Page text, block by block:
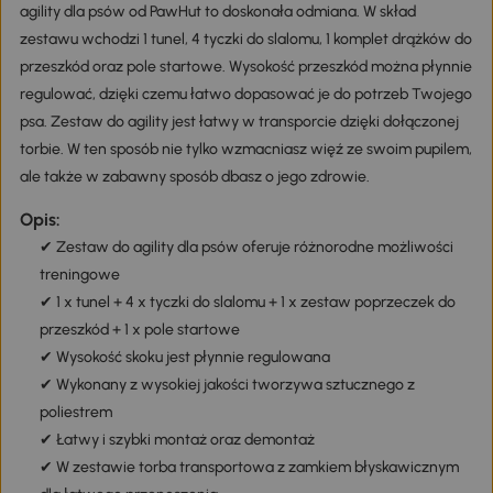
agility dla psów od PawHut to doskonała odmiana. W skład
zestawu wchodzi 1 tunel, 4 tyczki do slalomu, 1 komplet drążków do
przeszkód oraz pole startowe. Wysokość przeszkód można płynnie
regulować, dzięki czemu łatwo dopasować je do potrzeb Twojego
psa. Zestaw do agility jest łatwy w transporcie dzięki dołączonej
torbie. W ten sposób nie tylko wzmacniasz więź ze swoim pupilem,
ale także w zabawny sposób dbasz o jego zdrowie.
Opis:
✔ Zestaw do agility dla psów oferuje różnorodne możliwości
treningowe
✔ 1 x tunel + 4 x tyczki do slalomu + 1 x zestaw poprzeczek do
przeszkód + 1 x pole startowe
✔ Wysokość skoku jest płynnie regulowana
✔ Wykonany z wysokiej jakości tworzywa sztucznego z
poliestrem
✔ Łatwy i szybki montaż oraz demontaż
✔ W zestawie torba transportowa z zamkiem błyskawicznym